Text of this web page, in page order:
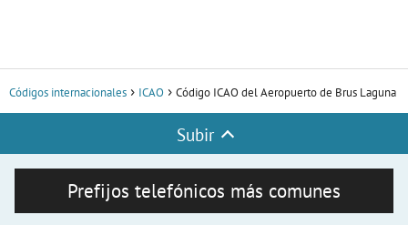
Códigos internacionales ICAO Código ICAO del Aeropuerto de Brus Laguna
Subir
Prefijos telefónicos más comunes